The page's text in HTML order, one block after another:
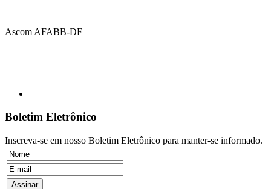
Ascom|AFABB-DF
Boletim Eletrônico
Inscreva-se em nosso Boletim Eletrônico para manter-se informado.